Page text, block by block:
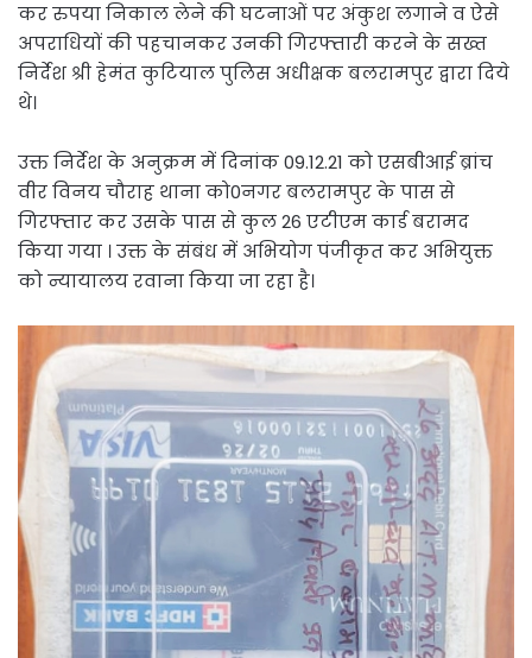
कर रुपया निकाल लेने की घटनाओं पर अंकुश लगाने व ऐसे
अपराधियों की पहचानकर उनकी गिरफ्तारी करने के सख्त
निर्देश श्री हेमंत कुटियाल पुलिस अधीक्षक बलरामपुर द्वारा दिये
थे।
उक्त निर्देश के अनुक्रम में दिनांक 09.12.21 को एसबीआई ब्रांच
वीर विनय चौराह थाना को0नगर बलरामपुर के पास से
गिरफ्तार कर उसके पास से कुल 26 एटीएम कार्ड बरामद
किया गया । उक्त के संबंध में अभियोग पंजीकृत कर अभियुक्त
को न्यायालय रवाना किया जा रहा है।